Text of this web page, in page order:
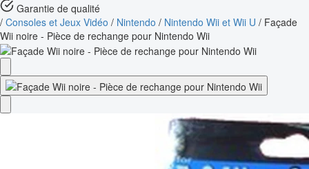
Garantie de qualité
/ Consoles et Jeux Vidéo / Nintendo / Nintendo Wii et Wii U / Façade
Wii noire - Pièce de rechange pour Nintendo Wii